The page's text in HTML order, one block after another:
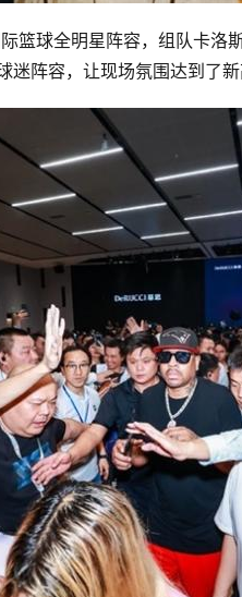
篮球全明星阵容，组队卡洛
阵容，让现场氛围达到了新